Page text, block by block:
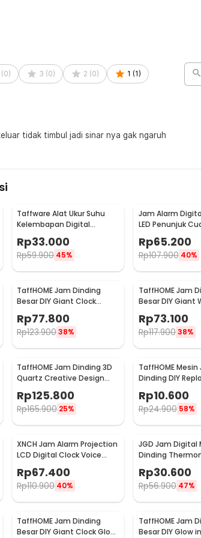
Proyektor Cahaya Planet 12.8cm Rotate with 6
(0) 3 (0) 2 (0) 1 (1)
Cahaya menyala tapi tidak keluar tidak timbul jadi sinar nya gak ngaruh
Taffware Alat Ukur Suhu
Kelembapan Digital
dengan Jam Alarm
Kalender - HTC-2
Rp33.000
Rp59.900 45%
Jam Alarm
LED Penunjuk
Ruangan - 8190
Rp65.200
Rp107.900 40%
TaffHOME Jam Dinding
Besar DIY Giant Clock
Quartz 90-100cm - DIY-106
Rp77.800
Rp123.90038%
TaffHOME Jam
Besar DIY Giant
90-100cm - DIY-
Rp73.100
Rp117.900 38%
TaffHOME Jam Dinding 3D
Quartz Creative Design
Luxury Diamond 33cm -
T6807
Rp125.800
Rp165.900 25%
TaffHOME Mesin
Dinding DIY
Silent
5168-S
Rp10.600
Rp24.900 58%
XNCH Jam Alarm Projection
LCD Digital Clock Voice
Thermometer - FJ3532
Rp67.400
Rp110.900 40%
JGD Jam Digital
Dinding
Hygrometer
Rp30.600
Rp56.900 47%
TaffHOME Jam Dinding
Besar DIY Giant Clock Glow
TaffHOME Jam
Besar DIY Glow